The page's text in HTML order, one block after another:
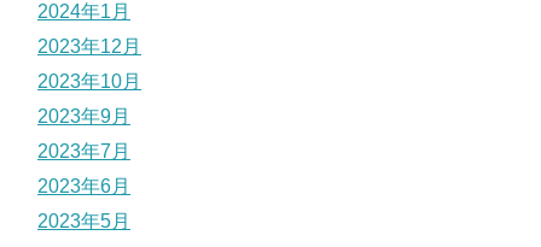
2024年1月
2023年12月
2023年10月
2023年9月
2023年7月
2023年6月
2023年5月